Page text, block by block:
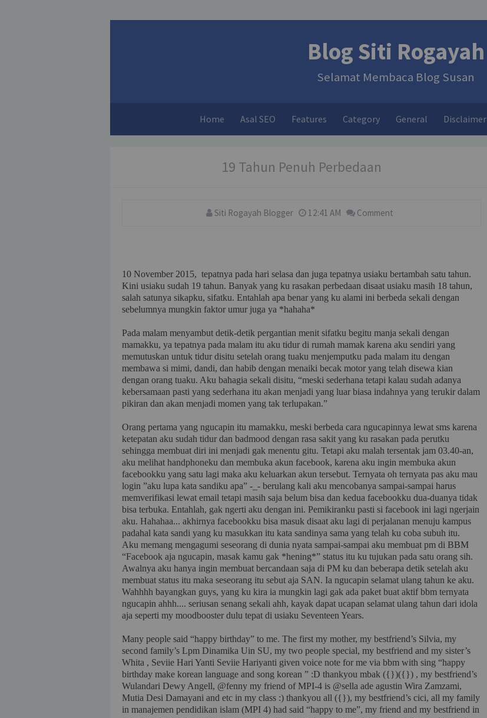
Blog Siti Rogayah
Selamat Membaca Blog Susan
Home Asal SEO Features Category General Disclaimer
19 Tahun Penuh Perbedaan
Siti Rogayah Blogger 12:41 AM Comment
10 November 2015, tepatnya pada hari selasa dan juga tepatnya usiaku bertambah satu tahun.
Kini usiaku sudah 19 tahun. Banyak yang ku rasakan perbedaan disaat usiaku masih 18 tahun,
salah satunya sikapku, sifatku. Entahlah apa benar yang ku alami ini berbeda sekali dengan
sebelumnya mungkin faktor umur juga ya *hahaha*
Pada malam menyambut detik-detik pergantian menit sifatku begitu manja sekali dengan
mamakku, ya tepatnya pada malam itu aku tidur di rumah mamak karena aku sendiri yang
memutuskan untuk tidur disitu setelah orang tuaku menjemputku pada malam itu dengan
membawa si mimi, dandi, dan habib dengan menaiki becak motor yang telah disewa kian
dengan orang tuaku. Aku bahagia sekali disitu, “meski sederhana tetapi kalau sudah adanya
kebersamaan pasti yang sederhana itu akan menjadi yang luar biasa indahnya yang terukir dalam
pikiran dan akan menjadi momen yang tak terlupakan.”
Orang pertama yang ngucapin itu mamakku, meski berbeda cara ngucapinnya lewat sms karena
ketepatan aku sudah tidur dan badmood dengan rasa sakit yang ku rasakan pada perutku
sehingga membuat diri ini menjadi gak menentu gitu. Tetapi aku malah tersentak jam 03.40-an,
aku melihat handphoneku dan membuka akun facebook, karena aku ingin membuka akun
facebookku yang satu lagi maka aku keluarkan akun tersebut. Ternyata oh ternyata pas aku mau
login ”aku lupa kata sandiku apa” -_- berulang kali aku mencobanya sampai-sampai harus
memverifikasi lewat email tetapi masih saja belum bisa dan kedua facebookku dua-duanya tidak
bisa terbuka. Entahlah, gak ngerti aku dengan ini. Pemikiranku pasti si facebook ini lagi ngerjain
aku. Hahahaa... akhirnya facebookku bisa masuk disaat aku lagi di perjalanan menuju kampus
padahal kata sandi yang ku masukkan itu kata sandinya sama yang telah ku coba subuh itu.
Aku memang mengagumi seseorang di dunia nyata sampai-sampai aku membuat pm di BBM
“Facebook aja ngucapin, masak kamu gak *hening*” status itu ku tujukan pada satu orang sih.
Awalnya aku hanya ingin membuat bercandaan saja di PM ku dan beberapa detik setelah aku
membuat status itu maka seseorang itu sebut aja SAN. Ia ngucapin selamat ulang tahun ke aku.
Wahhhh bayangkan guys, yang ku kira ia mungkin lagi gak ada paket buat aktif bbm ternyata
ngucapin ahhh.... seriusan senang sekali ahh, kayak dapat ucapan selamat ulang tahun dari idola
aja seperti my moodbooster dulu tepat di usiaku Seventeen Years.
Many people said “happy birthday” to me. The first my mother, my bestfriend’s Silvia, my
second family’s Lpm Dinamika Uin SU, my two people special, my bestfriend and my sister’s
Whita , Seviie Hari Yanti Seviie Hariyanti given voice note for me via bbm with sing “happy
birthday make korean language and song korean ” :D thankyou mbak ({})({}) , my bestfriend’s
Wulandari Dewy Angell, @fenny my friend of MPI-4 is @sella ade agustin Wira Zamzami,
Mutia Desi Damayani and etc in my class :) thankyou all ({}), my bestfriend’s cici, all my family
in manajemen pendidikan islam (MPI 4) had said “happy to me”, my friend and my bestfriend in